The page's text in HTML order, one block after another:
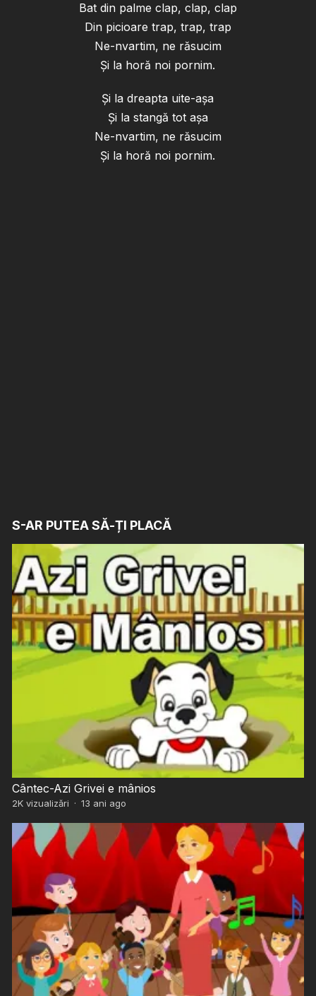
Bat din palme clap, clap, clap
Din picioare trap, trap, trap
Ne-nvartim, ne răsucim
Și la horă noi pornim.
Și la dreapta uite-așa
Și la stangă tot așa
Ne-nvartim, ne răsucim
Și la horă noi pornim.
S-AR PUTEA SĂ-ȚI PLACĂ
Cântec-Azi Grivei e mânios
2Kvizualizări · 13 ani ago